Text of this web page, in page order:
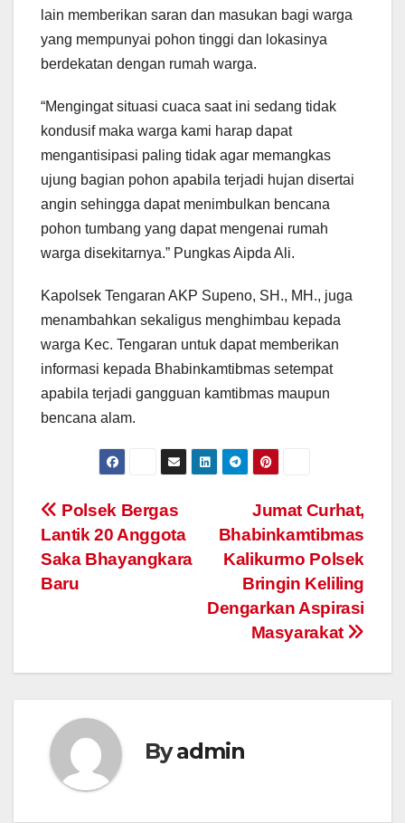
lain memberikan saran dan masukan bagi warga
yang mempunyai pohon tinggi dan lokasinya
berdekatan dengan rumah warga.
“Mengingat situasi cuaca saat ini sedang tidak
kondusif maka warga kami harap dapat
mengantisipasi paling tidak agar memangkas
ujung bagian pohon apabila terjadi hujan disertai
angin sehingga dapat menimbulkan bencana
pohon tumbang yang dapat mengenai rumah
warga disekitarnya.” Pungkas Aipda Ali.
Kapolsek Tengaran AKP Supeno, SH., MH., juga
menambahkan sekaligus menghimbau kepada
warga Kec. Tengaran untuk dapat memberikan
informasi kepada Bhabinkamtibmas setempat
apabila terjadi gangguan kamtibmas maupun
bencana alam.
Post
navigation
Jumat Curhat,
Bhabinkamtibmas
Kalikurmo Polsek
Bringin Keliling
Dengarkan Aspirasi
Masyarakat
Polsek Bergas
Lantik 20 Anggota
Saka Bhayangkara
Baru
Byadmin